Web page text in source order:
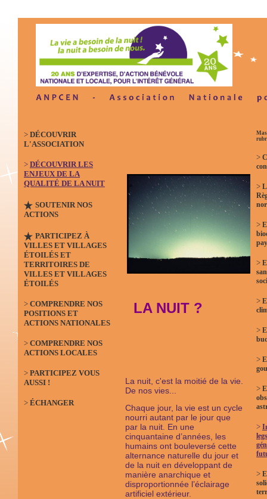
> DÉCOUVRIR
L'ASSOCIATION
> DÉCOUVRIR LES
ENJEUX DE LA
QUALITÉ DE LA NUIT
SOUTENIR NOS
ACTIONS
PARTICIPEZ À
VILLES ET VILLAGES
ÉTOILÉS ET
TERRITOIRES DE
VILLES ET VILLAGES
ÉTOILÉS
> COMPRENDRE NOS
POSITIONS ET
ACTIONS NATIONALES
> COMPRENDRE NOS
ACTIONS LOCALES
> PARTICIPEZ VOUS
AUSSI !
> ÉCHANGER
LA NUIT ?
La nuit, c'est la moitié de la vie.
De nos vies...
Chaque jour, la vie est un cycle
nourri autant par le jour que
par la nuit. En une
cinquantaine d’années, les
humains ont bouleversé cette
alternance naturelle du jour et
de la nuit en développant de
manière anarchique et
disproportionnée l’éclairage
artificiel extérieur.
>
>
>
>
>
>
>
>
>
>